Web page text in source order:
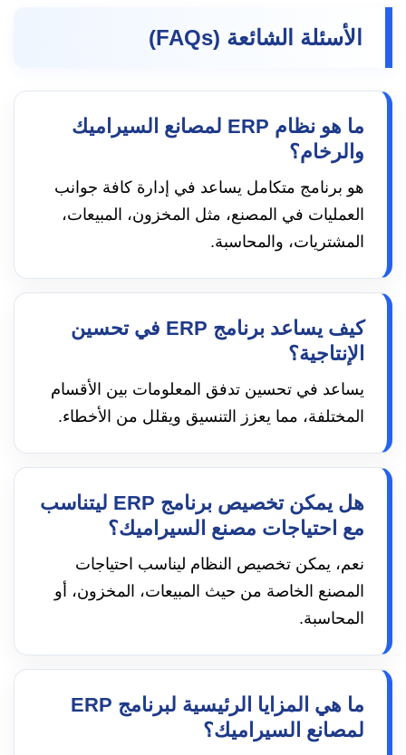
الأسئلة الشائعة (FAQs)
ما هو نظام ERP لمصانع السيراميك
والرخام؟
هو برنامج متكامل يساعد في إدارة كافة جوانب
العمليات في المصنع، مثل المخزون، المبيعات،
المشتريات، والمحاسبة.
كيف يساعد برنامج ERP في تحسين
الإنتاجية؟
يساعد في تحسين تدفق المعلومات بين الأقسام
المختلفة، مما يعزز التنسيق ويقلل من الأخطاء.
هل يمكن تخصيص برنامج ERP ليتناسب
مع احتياجات مصنع السيراميك؟
نعم، يمكن تخصيص النظام ليناسب احتياجات
المصنع الخاصة من حيث المبيعات، المخزون، أو
المحاسبة.
ما هي المزايا الرئيسية لبرنامج ERP
لمصانع السيراميك؟